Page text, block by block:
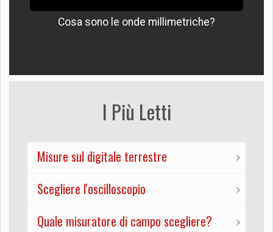
Cosa sono le onde millimetriche?
I Più Letti
Misure sul digitale terrestre
Scegliere l'oscilloscopio
Quale misuratore di campo scegliere?